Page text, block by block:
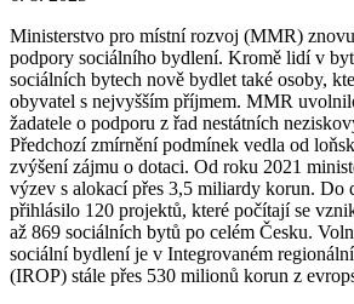
Ministerstvo pro místní rozvoj (MMR)
podpory sociálního bydlení. Kromě lidí v
sociálních bytech nově bydlet také osoby,
obyvatel s nejvyšším příjmem. MMR
žadatele o podporu z řad nestátních
Předchozí zmírnění podmínek vedla od
zvýšení zájmu o dotaci. Od roku 2021
výzev s alokací přes 3,5 miliardy korun. Do
přihlásilo 120 projektů, které počítají se
až 869 sociálních bytů po celém Česku.
sociální bydlení je v Integrovaném
(IROP) stále přes 530 milionů korun z